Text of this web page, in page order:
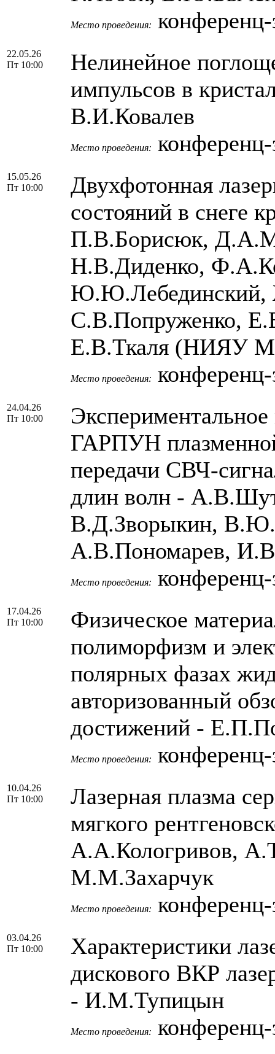
Место проведения:
22.05.26
Пт 10:00
Нелинейное
импульсов в
В.И.Ковалев
Место проведения:
15.05.26
Пт 10:00
Двухфотонная
состояний в снеге
П.В.Борисюк,
Н.В.Диденко,
Ю.Ю.Лебединский,
С.В.Попруженко,
Е.В.Ткаля (НИЯУ
Место проведения:
24.04.26
Пт 10:00
ГАРПУН
передачи СВЧ-
длин волн -
В.Д.Зворыкин,
А.В.Пономарев,
Место проведения:
17.04.26
Пт 10:00
Физическое
полиморфизм и
полярных фазах
авторизованный
достижений -
Место проведения:
10.04.26
Пт 10:00
Лазерная плазма
мягкого
А.А.Кологривов,
М.М.Захарчук
Место проведения:
03.04.26
Пт 10:00
Характеристики
дискового ВКР
- И.М.Тупицын
Место проведения: